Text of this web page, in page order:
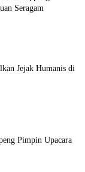
Seragam
Jejak Humanis di
Pimpin Upacara